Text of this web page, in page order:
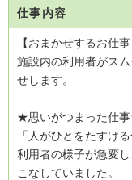
仕事内容
【おまかせするお仕事
施設内の利用者がス
せします。
★思いがつまった仕
「人がひとをたすける
利用者の様子が急変
こなしていました。